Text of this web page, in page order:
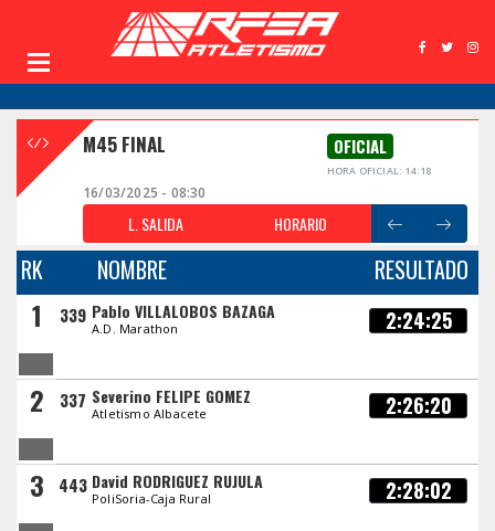
M45 FINAL OFICIAL
HORA OFICIAL: 14:18
16/03/2025 - 08:30
L. SALIDA HORARIO
RK NOMBRE RESULTADO
1 339 Pablo VILLALOBOS BAZAGA
A.D. Marathon 2:24:25
2 337 Severino FELIPE GOMEZ
Atletismo Albacete 2:26:20
3 443 David RODRIGUEZ RUJULA
PoliSoria-Caja Rural 2:28:02